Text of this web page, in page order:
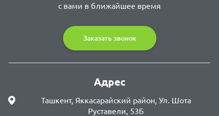
с вами в ближайшее время
Заказать звонок
Адрес
Ташкент, Яккасарайский район, Ул. Шота
Руставели, 53Б